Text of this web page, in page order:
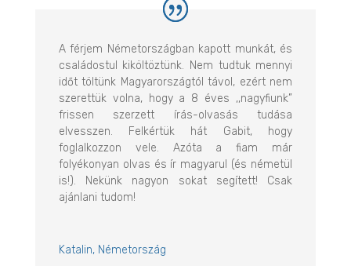
A férjem Németországban kapott munkát, és
családostul kiköltöztünk. Nem tudtuk mennyi
időt töltünk Magyarországtól távol, ezért nem
szerettük volna, hogy a 8 éves ,,nagyfiunk”
frissen szerzett írás-olvasás tudása
elvesszen. Felkértük hát Gabit, hogy
foglalkozzon vele. Azóta a fiam már
folyékonyan olvas és ír magyarul (és németül
is!). Nekünk nagyon sokat segített! Csak
ajánlani tudom!
Katalin, Németország